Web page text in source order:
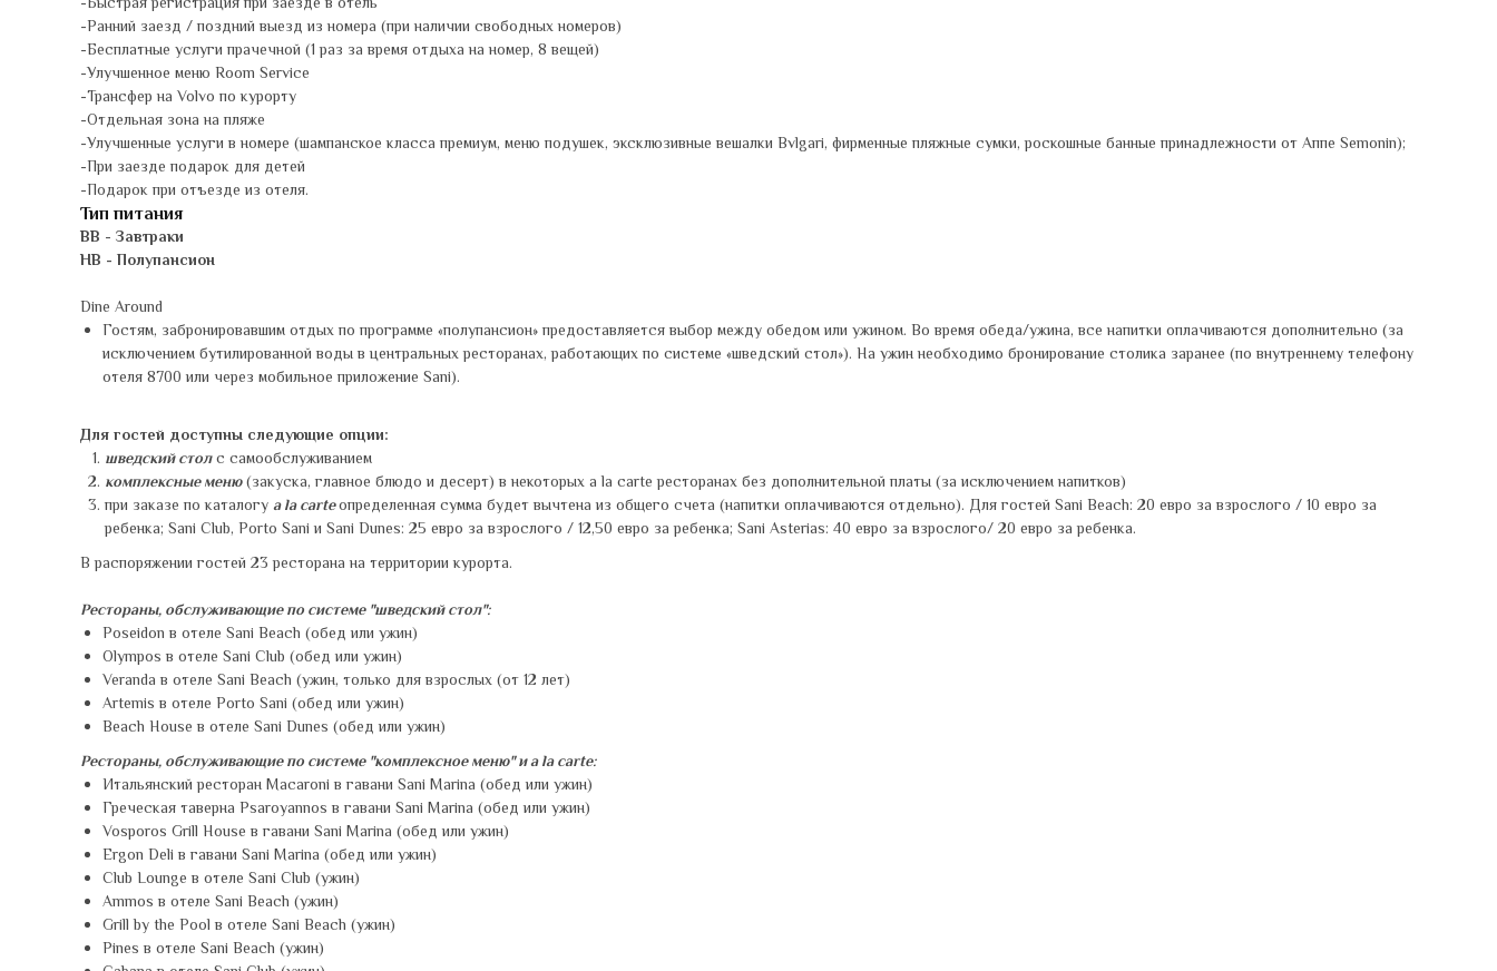
-Ранний заезд / поздний выезд из номера (при наличии свободных номеров)
-Бесплатные услуги прачечной (1 раз за время отдыха на номер, 8 вещей)
-Улучшенное меню Room Service
-Трансфер на Volvo по курорту
-Отдельная зона на пляже
-Улучшенные услуги в номере (шампанское класса премиум, меню подушек, эксклюзивные вешалки Bvlgari, фирменные пляжные сумки, роскошные банные принадлежности от Аппе Semonin);
-При заезде подарок для детей
-Подарок при отъезде из отеля.
Тип питания
BB - Завтраки
HB - Полупансион
Dine Around
Гостям, забронировавшим отдых по программе «полупансион» предоставляется выбор между обедом или ужином. Во время обеда/ужина, все напитки оплачиваются дополнительно (за
исключением бутилированной воды в центральных ресторанах, работающих по системе «шведский стол»). На ужин необходимо бронирование столика заранее (по внутреннему телефону
отеля 8700 или через мобильное приложение Sani).
Для гостей доступны следующие опции:
шведский столс самообслуживанием
комплексные меню(закуска, главное блюдо и десерт) в некоторых a la carte ресторанах без дополнительной платы (за исключением напитков)
при заказе по каталогуa la carteопределенная сумма будет вычтена из общего счета (напитки оплачиваются отдельно). Для гостей Sani Beach: 20 евро за взрослого / 10 евро за
ребенка; Sani Club, Porto Sani и Sani Dunes: 25 евро за взрослого / 12,50 евро за ребенка; Sani Asterias: 40 евро за взрослого/ 20 евро за ребенка.
В распоряжении гостей 23 ресторана на территории курорта.
Рестораны, обслуживающие по системе "шведский стол":
Poseidon в отеле Sani Beach (обед или ужин)
Olympos в отеле Sani Club (обед или ужин)
Veranda в отеле Sani Beach (ужин, только для взрослых (от 12 лет)
Artemis в отеле Porto Sani (обед или ужин)
Beach House в отеле Sani Dunes (обед или ужин)
Рестораны, обслуживающие по системе "комплексное меню" и a la carte:
Итальянский ресторан Macaroni в гавани Sani Marina (обед или ужин)
Греческая таверна Psaroyannos в гавани Sani Marina (обед или ужин)
Vosporos Grill House в гавани Sani Marina (обед или ужин)
Ergon Deli в гавани Sani Marina (обед или ужин)
Club Lounge в отеле Sani Club (ужин)
Ammos в отеле Sani Beach (ужин)
Grill by the Pool в отеле Sani Beach (ужин)
Pines в отеле Sani Beach (ужин)